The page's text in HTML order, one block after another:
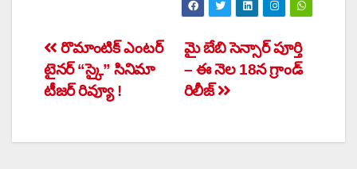
Post
navigation
మై బేబి సెన్సార్ పూర్తి
– ఈ నెల 18న గ్రాండ్
రిలీజ్
రొమాంటిక్ ఎంటర్
టైనర్ “స్కై” సినిమా
టీజర్ రివ్యూ !